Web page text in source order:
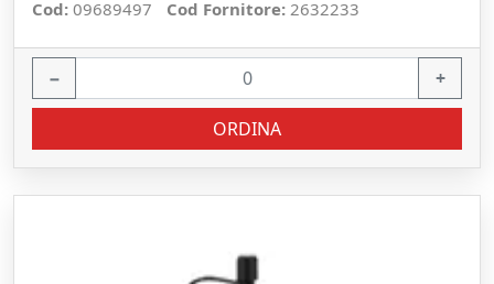
Cod: 09689497 Cod Fornitore: 2632233
− +
ORDINA